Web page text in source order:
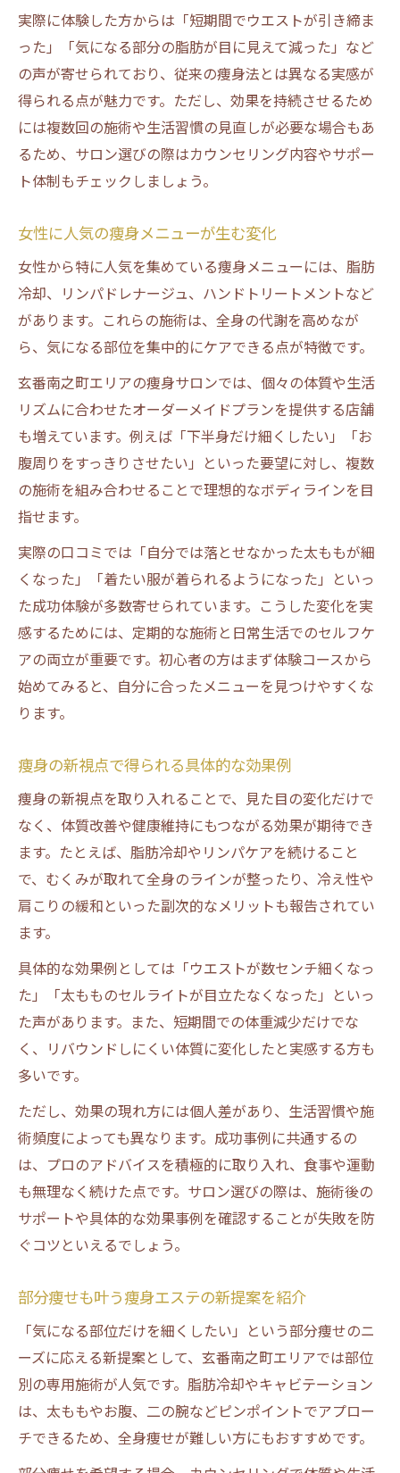
実際に体験した方からは「短期間でウエストが引き締ま
った」「気になる部分の脂肪が目に見えて減った」など
の声が寄せられており、従来の痩身法とは異なる実感が
得られる点が魅力です。ただし、効果を持続させるため
には複数回の施術や生活習慣の見直しが必要な場合もあ
るため、サロン選びの際はカウンセリング内容やサポー
ト体制もチェックしましょう。
女性に人気の痩身メニューが生む変化
女性から特に人気を集めている痩身メニューには、脂肪
冷却、リンパドレナージュ、ハンドトリートメントなど
があります。これらの施術は、全身の代謝を高めなが
ら、気になる部位を集中的にケアできる点が特徴です。
玄番南之町エリアの痩身サロンでは、個々の体質や生活
リズムに合わせたオーダーメイドプランを提供する店舗
も増えています。例えば「下半身だけ細くしたい」「お
腹周りをすっきりさせたい」といった要望に対し、複数
の施術を組み合わせることで理想的なボディラインを目
指せます。
実際の口コミでは「自分では落とせなかった太ももが細
くなった」「着たい服が着られるようになった」といっ
た成功体験が多数寄せられています。こうした変化を実
感するためには、定期的な施術と日常生活でのセルフケ
アの両立が重要です。初心者の方はまず体験コースから
始めてみると、自分に合ったメニューを見つけやすくな
ります。
痩身の新視点で得られる具体的な効果例
痩身の新視点を取り入れることで、見た目の変化だけで
なく、体質改善や健康維持にもつながる効果が期待でき
ます。たとえば、脂肪冷却やリンパケアを続けること
で、むくみが取れて全身のラインが整ったり、冷え性や
肩こりの緩和といった副次的なメリットも報告されてい
ます。
具体的な効果例としては「ウエストが数センチ細くなっ
た」「太もものセルライトが目立たなくなった」といっ
た声があります。また、短期間での体重減少だけでな
く、リバウンドしにくい体質に変化したと実感する方も
多いです。
ただし、効果の現れ方には個人差があり、生活習慣や施
術頻度によっても異なります。成功事例に共通するの
は、プロのアドバイスを積極的に取り入れ、食事や運動
も無理なく続けた点です。サロン選びの際は、施術後の
サポートや具体的な効果事例を確認することが失敗を防
ぐコツといえるでしょう。
部分痩せも叶う痩身エステの新提案を紹介
「気になる部位だけを細くしたい」という部分痩せのニ
ーズに応える新提案として、玄番南之町エリアでは部位
別の専用施術が人気です。脂肪冷却やキャビテーション
は、太ももやお腹、二の腕などピンポイントでアプロー
チできるため、全身痩せが難しい方にもおすすめです。